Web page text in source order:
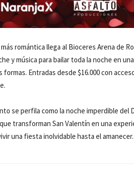
romántica llega al Bioceres Arena de
y música para bailar toda la noche en
formas. Entradas desde $16.000 con
se perfila como la noche imperdible del
transforman San Valentín en una
una fiesta inolvidable hasta el amanecer.